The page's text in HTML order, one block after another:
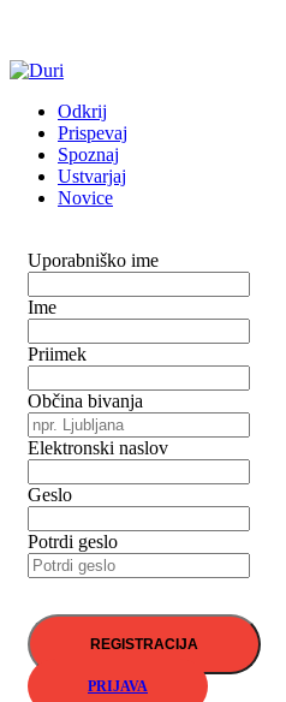
Odkrij
Prispevaj
Spoznaj
Ustvarjaj
Novice
Uporabniško ime
Ime
Priimek
Občina bivanja
Elektronski naslov
Geslo
Potrdi geslo
PRIJAVA